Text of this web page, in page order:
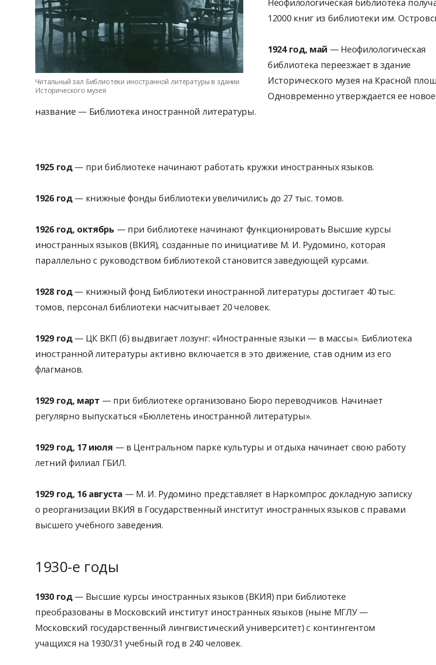
Читальный зал Библиотеки иностранной литературы в здании
Исторического музея
Неофилологическая библиотека
12000 книг из библиотеки им.
1924 год, май — Неофилологическая
библиотека переезжает в здание
Исторического музея на Красной
Одновременно утверждается ее новое
название — Библиотека иностранной литературы.
1925 год — при библиотеке начинают работать кружки иностранных языков.
1926 год— книжные фонды библиотеки увеличились до 27 тыс. томов.
1926 год, октябрь — при библиотеке начинают функционировать Высшие курсы
иностранных языков (ВКИЯ), созданные по инициативе М. И. Рудомино, которая
параллельно с руководством библиотекой становится заведующей курсами.
1928 год — книжный фонд Библиотеки иностранной литературы достигает 40 тыс.
томов, персонал библиотеки насчитывает 20 человек.
1929 год — ЦК ВКП (б) выдвигает лозунг: «Иностранные языки — в массы». Библиотека
иностранной литературы активно включается в это движение, став одним из его
флагманов.
1929 год, март — при библиотеке организовано Бюро переводчиков. Начинает
регулярно выпускаться «Бюллетень иностранной литературы».
1929 год, 17 июля — в Центральном парке культуры и отдыха начинает свою работу
летний филиал ГБИЛ.
1929 год, 16 августа — М. И. Рудомино представляет в Наркомпрос докладную записку
о реорганизации ВКИЯ в Государственный институт иностранных языков с правами
высшего учебного заведения.
1930-е годы
1930 год— Высшие курсы иностранных языков (ВКИЯ) при библиотеке
преобразованы в Московский институт иностранных языков (ныне МГЛУ —
Московский государственный лингвистический университет) с контингентом
учащихся на 1930/31 учебный год в 240 человек.